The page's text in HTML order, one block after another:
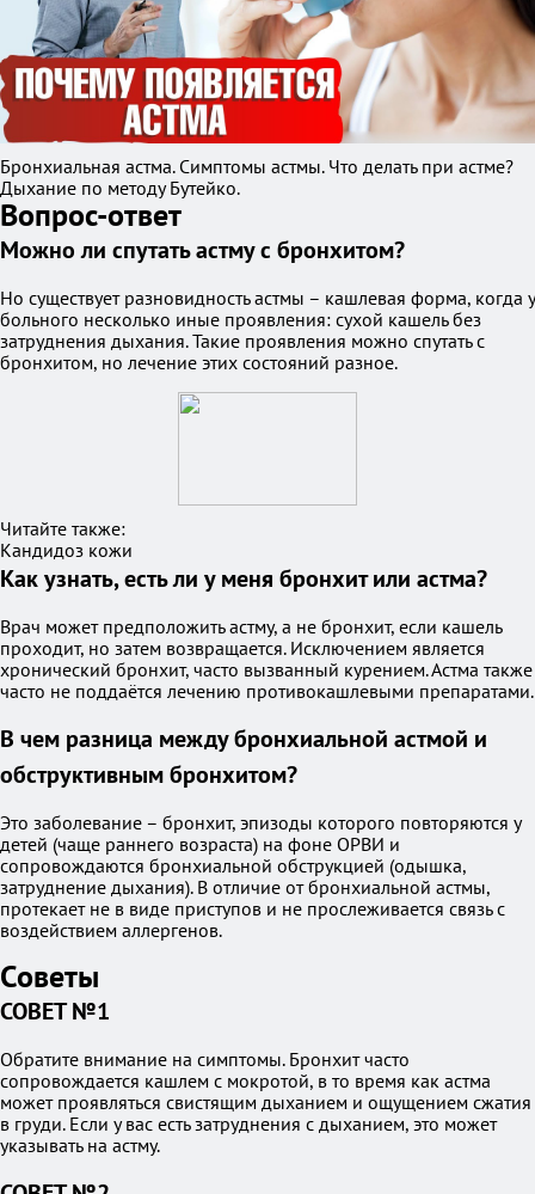
Бронхиальная астма. Симптомы астмы. Что делать при астме?
Дыхание по методу Бутейко.
Вопрос-ответ
Можно ли спутать астму с бронхитом?
Но существует разновидность астмы – кашлевая форма, когда у
больного несколько иные проявления: сухой кашель без
затруднения дыхания. Такие проявления можно спутать с
бронхитом, но лечение этих состояний разное.
Читайте также:
Кандидоз кожи
Как узнать, есть ли у меня бронхит или астма?
Врач может предположить астму, а не бронхит, если кашель
проходит, но затем возвращается. Исключением является
хронический бронхит, часто вызванный курением. Астма также
часто не поддаётся лечению противокашлевыми препаратами.
В чем разница между бронхиальной астмой и
обструктивным бронхитом?
Это заболевание – бронхит, эпизоды которого повторяются у
детей (чаще раннего возраста) на фоне ОРВИ и
сопровождаются бронхиальной обструкцией (одышка,
затруднение дыхания). В отличие от бронхиальной астмы,
протекает не в виде приступов и не прослеживается связь с
воздействием аллергенов.
Советы
СОВЕТ №1
Обратите внимание на симптомы. Бронхит часто
сопровождается кашлем с мокротой, в то время как астма
может проявляться свистящим дыханием и ощущением сжатия
в груди. Если у вас есть затруднения с дыханием, это может
указывать на астму.